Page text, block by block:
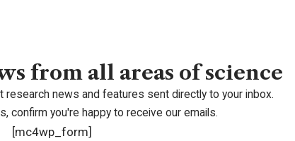
from all areas of science
news and features sent directly to your inbox.
confirm you're happy to receive our emails.
[mc4wp_form]